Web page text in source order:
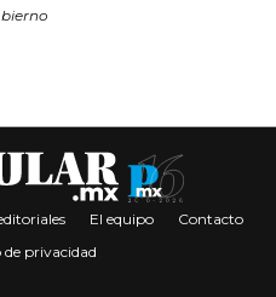
El equipo
Contacto
de privacidad